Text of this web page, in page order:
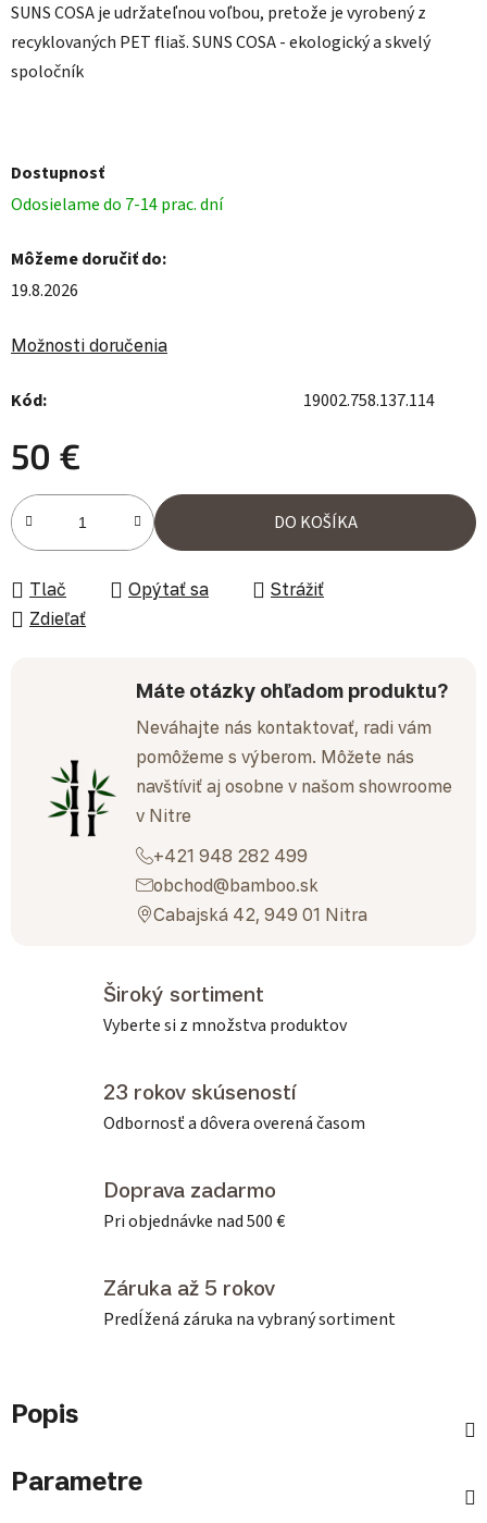
SUNS COSA je udržateľnou voľbou, pretože je vyrobený z
recyklovaných PET fliaš. SUNS COSA - ekologický a skvelý
spoločník
Dostupnosť
Odosielame do 7-14 prac. dní
Môžeme doručiť do:
19.8.2026
Možnosti doručenia
Kód: 19002.758.137.114
50 €
Jednotková cena:
DO KOŠÍKA
Tlač Opýtať sa
Strážiť
Zdieľať
Máte otázky ohľadom produktu?
Neváhajte nás kontaktovať, radi vám
pomôžeme s výberom. Môžete nás
navštíviť aj osobne v našom showroome
v Nitre
+421 948 282 499
obchod@bamboo.sk
Cabajská 42, 949 01 Nitra
Široký sortiment
Vyberte si z množstva produktov
23 rokov skúseností
Odbornosť a dôvera overená časom
Doprava zadarmo
Pri objednávke nad 500 €
Záruka až 5 rokov
Predĺžená záruka na vybraný sortiment
Popis
Parametre